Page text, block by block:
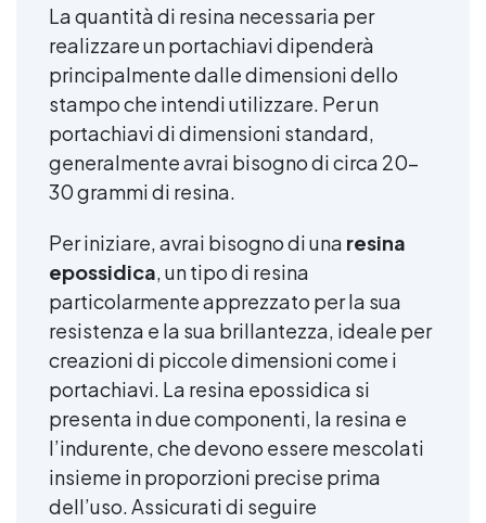
La quantità di resina necessaria per
realizzare un portachiavi dipenderà
principalmente dalle dimensioni dello
stampo che intendi utilizzare. Per un
portachiavi di dimensioni standard,
generalmente avrai bisogno di circa 20-
30 grammi di resina.
Per iniziare, avrai bisogno di una resina
epossidica, un tipo di resina
particolarmente apprezzato per la sua
resistenza e la sua brillantezza, ideale per
creazioni di piccole dimensioni come i
portachiavi. La resina epossidica si
presenta in due componenti, la resina e
l’indurente, che devono essere mescolati
insieme in proporzioni precise prima
dell’uso. Assicurati di seguire